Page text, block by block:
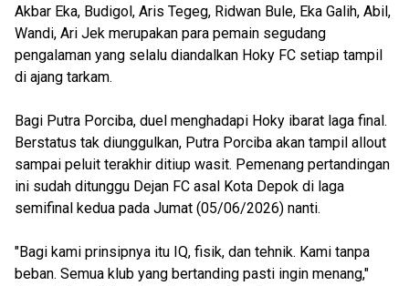
Akbar Eka, Budigol, Aris Tegeg, Ridwan Bule, Eka Galih, Abil,
Wandi, Ari Jek merupakan para pemain segudang
pengalaman yang selalu diandalkan Hoky FC setiap tampil
di ajang tarkam.
Bagi Putra Porciba, duel menghadapi Hoky ibarat laga final.
Berstatus tak diunggulkan, Putra Porciba akan tampil allout
sampai peluit terakhir ditiup wasit. Pemenang pertandingan
ini sudah ditunggu Dejan FC asal Kota Depok di laga
semifinal kedua pada Jumat (05/06/2026) nanti.
"Bagi kami prinsipnya itu IQ, fisik, dan tehnik. Kami tanpa
beban. Semua klub yang bertanding pasti ingin menang,"